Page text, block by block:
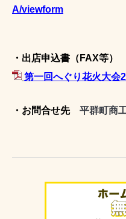
A/viewform
・出店申込書（FAX等）
第一回へぐり花火大会
・お問合せ先 平群町商